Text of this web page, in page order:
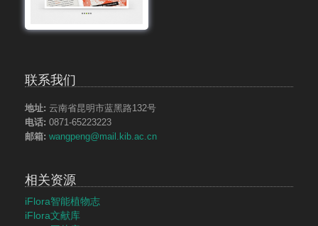
联系我们
地址: 云南省昆明市蓝黑路132号
电话: 0871-65223223
邮箱: wangpeng@mail.kib.ac.cn
相关资源
iFlora智能植物志
iFlora文献库